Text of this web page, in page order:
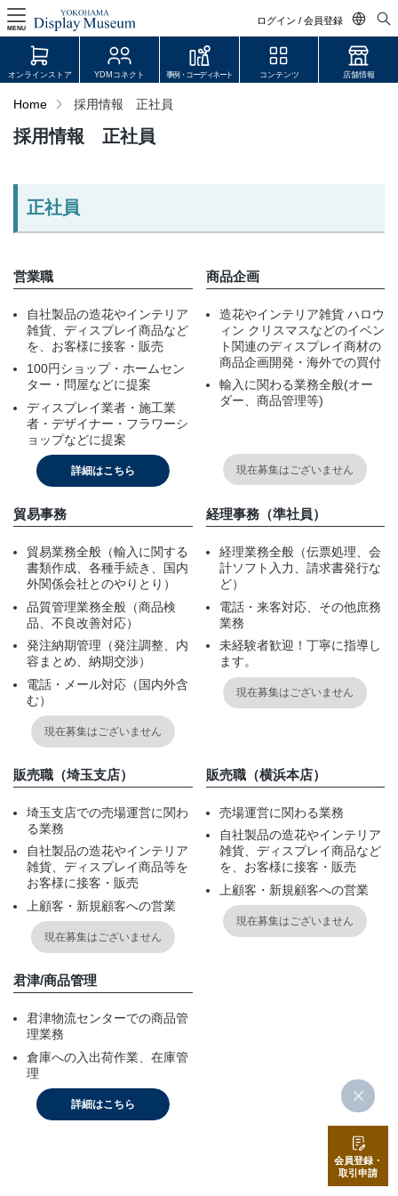
ログイン / 会員登録
日本語
MENU
ログイン・会員登録
オンラインストア
YDM Connect
会員登録・取引申請
リンク
JDCA(ディスプレイスクール)
店舗情報・営業日
会社情報
採用情報
お問い合わせ
プライバシーポリシー
OFFICIAL SNS
オンラインストア YDMコネクト 事例・コーディネート コンテンツ 店舗情報
Home 採用情報 正社員
採用情報 正社員
正社員
営業職
自社製品の造花やインテリア
雑貨、ディスプレイ商品など
を、お客様に接客・販売
100円ショップ・ホームセン
ター・問屋などに提案
ディスプレイ業者・施工業
者・デザイナー・フラワーシ
ョップなどに提案
詳細はこちら
商品企画
造花やインテリア雑貨 ハロウ
ィン クリスマスなどのイベン
ト関連のディスプレイ商材の
商品企画開発・海外での買付
輸入に関わる業務全般(オー
ダー、商品管理等)
現在募集はございません
貿易事務
貿易業務全般（輸入に関する
書類作成、各種手続き、国内
外関係会社とのやりとり）
品質管理業務全般（商品検
品、不良改善対応）
発注納期管理（発注調整、内
容まとめ、納期交渉）
電話・メール対応（国内外含
む）
現在募集はございません
経理事務（準社員）
経理業務全般（伝票処理、会
計ソフト入力、請求書発行な
ど）
電話・来客対応、その他庶務
業務
未経験者歓迎！丁寧に指導し
ます。
現在募集はございません
販売職（埼玉支店）
埼玉支店での売場運営に関わ
る業務
自社製品の造花やインテリア
雑貨、ディスプレイ商品等を
お客様に接客・販売
上顧客・新規顧客への営業
現在募集はございません
販売職（横浜本店）
売場運営に関わる業務
自社製品の造花やインテリア
雑貨、ディスプレイ商品など
を、お客様に接客・販売
上顧客・新規顧客への営業
現在募集はございません
君津/商品管理
君津物流センターでの商品管
理業務
倉庫への入出荷作業、在庫管
理
詳細はこちら
会員登録・
取引申請